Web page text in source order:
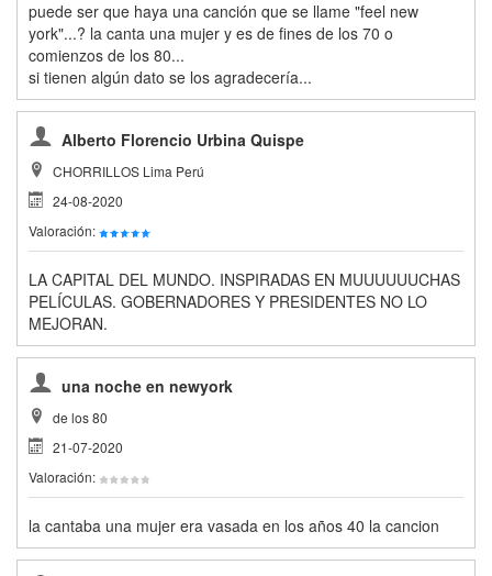
puede ser que haya una canción que se llame "feel new
york"...? la canta una mujer y es de fines de los 70 o
comienzos de los 80...
si tienen algún dato se los agradecería...
Alberto Florencio Urbina Quispe
CHORRILLOS Lima Perú
24-08-2020
Valoración:
LA CAPITAL DEL MUNDO. INSPIRADAS EN MUUUUUUCHAS
PELÍCULAS. GOBERNADORES Y PRESIDENTES NO LO
MEJORAN.
una noche en newyork
de los 80
21-07-2020
Valoración:
la cantaba una mujer era vasada en los años 40 la cancion